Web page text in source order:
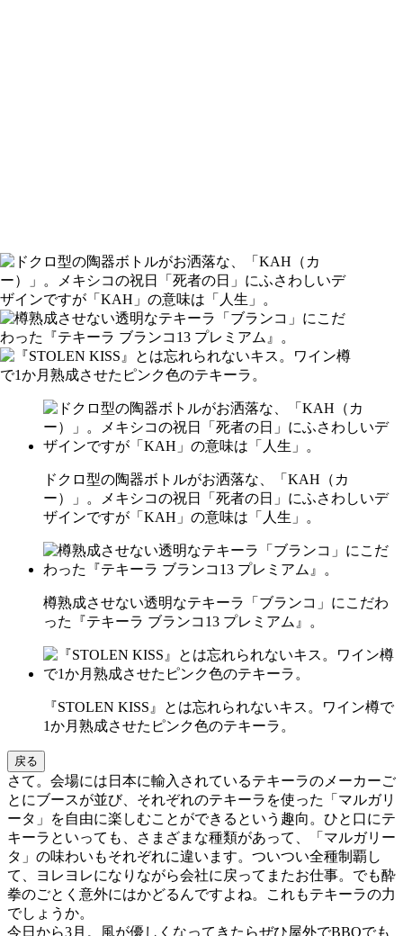
ドクロ型の陶器ボトルがお洒落な、「KAH（カ
ー）」。メキシコの祝日「死者の日」にふさわしいデ
ザインですが「KAH」の意味は「人生」。
樽熟成させない透明なテキーラ「ブランコ」にこだわ
った『テキーラ ブランコ13 プレミアム』。
『STOLEN KISS』とは忘れられないキス。ワイン樽で
1か月熟成させたピンク色のテキーラ。
戻る
さて。会場には日本に輸入されているテキーラのメーカーご
とにブースが並び、それぞれのテキーラを使った「マルガリ
ータ」を自由に楽しむことができるという趣向。ひと口にテ
キーラといっても、さまざまな種類があって、「マルガリー
タ」の味わいもそれぞれに違います。ついつい全種制覇し
て、ヨレヨレになりながら会社に戻ってまたお仕事。でも酔
拳のごとく意外にはかどるんですよね。これもテキーラの力
でしょうか。
今日から3月。風が優しくなってきたらぜひ屋外でBBQでも